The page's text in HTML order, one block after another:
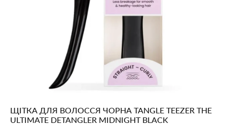
ЩІТКА ДЛЯ ВОЛОССЯ ЧОРНА TANGLE TEEZER THE
ULTIMATE DETANGLER MIDNIGHT BLACK